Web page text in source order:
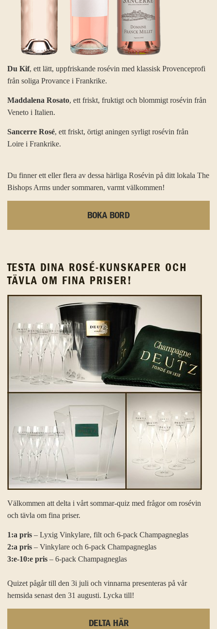
Du Kif, ett lätt, uppfriskande rosévin med klassisk Provenceprofi
från soliga Provance i Frankrike.
Maddalena Rosato, ett friskt, fruktigt och blommigt rosévin från
Veneto i Italien.
Sancerre Rosé, ett friskt, örtigt aningen syrligt rosévin från
Loire i Frankrike.
Du finner ett eller flera av dessa härliga Rosévin på ditt lokala The
Bishops Arms under sommaren, varmt välkommen!
BOKA BORD
TESTA DINA ROSÉ-KUNSKAPER OCH
TÄVLA OM FINA PRISER!
Välkommen att delta i vårt sommar-quiz med frågor om rosévin
och tävla om fina priser.
1:a pris – Lyxig Vinkylare, filt och 6-pack Champagneglas
2:a pris – Vinkylare och 6-pack Champagneglas
3:e-10:e pris – 6-pack Champagneglas
Quizet pågår till den 3i juli och vinnarna presenteras på vår
hemsida senast den 31 augusti. Lycka till!
DELTA HÄR